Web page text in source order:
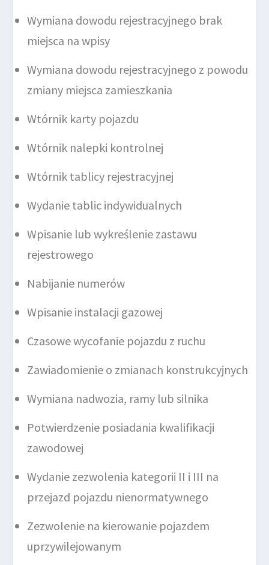
Wymiana dowodu rejestracyjnego brak
miejsca na wpisy
Wymiana dowodu rejestracyjnego z powodu
zmiany miejsca zamieszkania
Wtórnik karty pojazdu
Wtórnik nalepki kontrolnej
Wtórnik tablicy rejestracyjnej
Wydanie tablic indywidualnych
Wpisanie lub wykreślenie zastawu
rejestrowego
Nabijanie numerów
Wpisanie instalacji gazowej
Czasowe wycofanie pojazdu z ruchu
Zawiadomienie o zmianach konstrukcyjnych
Wymiana nadwozia, ramy lub silnika
Potwierdzenie posiadania kwalifikacji
zawodowej
Wydanie zezwolenia kategorii II i III na
przejazd pojazdu nienormatywnego
Zezwolenie na kierowanie pojazdem
uprzywilejowanym